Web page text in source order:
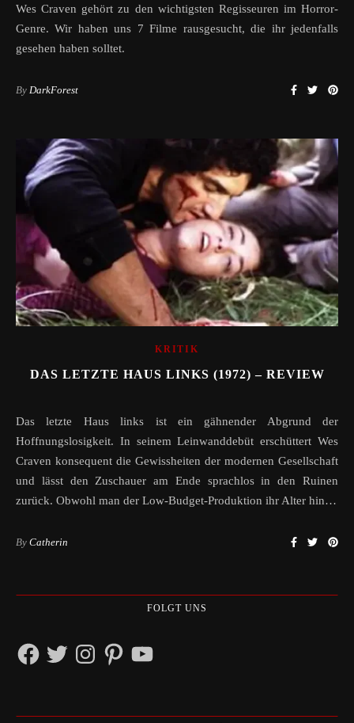
Wes Craven gehört zu den wichtigsten Regisseuren im Horror-
Genre. Wir haben uns 7 Filme rausgesucht, die ihr jedenfalls
gesehen haben solltet.
By DarkForest
KRITIK
DAS LETZTE HAUS LINKS (1972) – REVIEW
Das letzte Haus links ist ein gähnender Abgrund der
Hoffnungslosigkeit. In seinem Leinwanddebüt erschüttert Wes
Craven konsequent die Gewissheiten der modernen Gesellschaft
und lässt den Zuschauer am Ende sprachlos in den Ruinen
zurück. Obwohl man der Low-Budget-Produktion ihr Alter hin…
By Catherin
FOLGT UNS
FacebookTwitterInstagramPinterestYouTube